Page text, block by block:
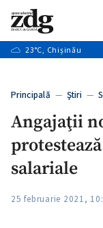
+6
+1
+2
Caută
23°C, Chișinău
Principală — Ştiri —
Angajaţii
salariale
25 februarie 2021,